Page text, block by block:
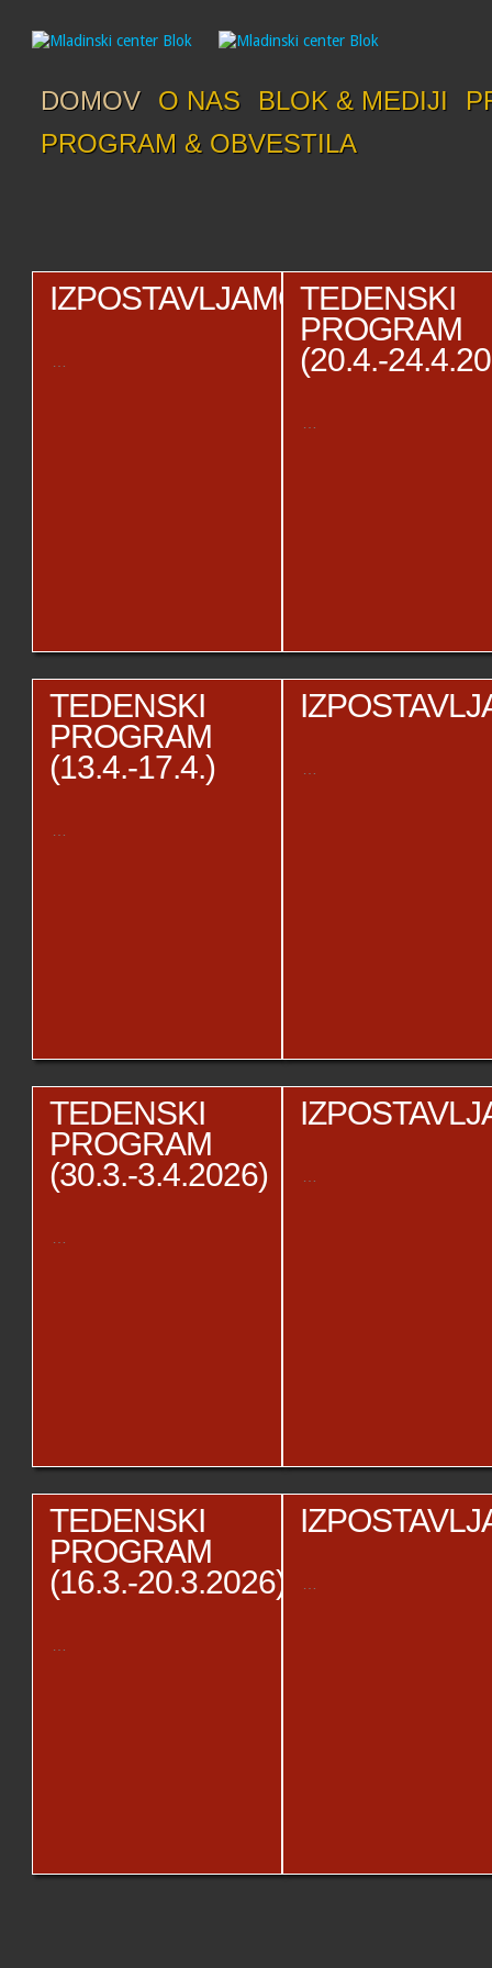
DOMOV O NAS BLOK & MEDIJI
PROGRAM & OBVESTILA
IZPOSTAVLJAMOTEDENSKI
PROGRAM
(20.4.-
TEDENSKI
PROGRAM
(13.4.-17.4.)
TEDENSKI
PROGRAM
(30.3.-3.4.2026)
TEDENSKI
PROGRAM
(16.3.-20.3.2026)